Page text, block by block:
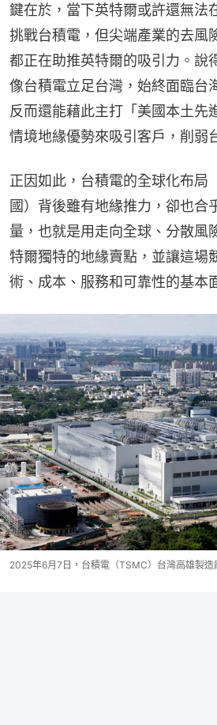
鍵在於，當下英特爾或許還無法
挑戰台積電，但尖端產業的去風
都正在助推英特爾的吸引力。說
像台積電立足台灣，始終面臨台
反而還能藉此主打「美國本土先
情境地緣優勢來吸引客戶，削弱
正因如此，台積電的全球化布局
國）背後雖有地緣推力，卻也合
量，也就是用走向全球、分散風
特爾獨特的地緣賣點，並讓這場
術、成本、服務和可靠性的基本
2025年6月7日，台積電（TSMC）台灣高雄製造